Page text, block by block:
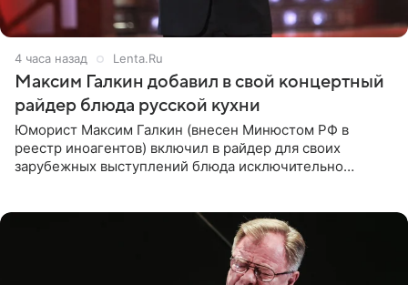
4 часа назад Lenta.Ru
Максим Галкин добавил в свой концертный
райдер блюда русской кухни
Юморист Максим Галкин (внесен Минюстом РФ в
реестр иноагентов) включил в райдер для своих
зарубежных выступлений блюда исключительно